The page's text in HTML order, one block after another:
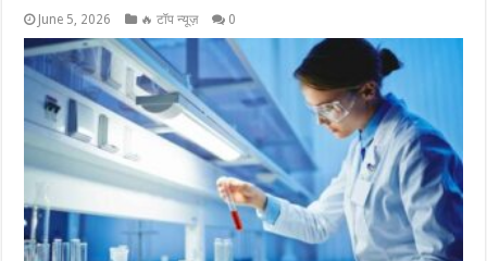
June 5, 2026 🔥 टॉप न्यूज़ 0